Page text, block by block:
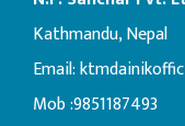
Kathmandu, Nepal
Email:
Mob :9851187493